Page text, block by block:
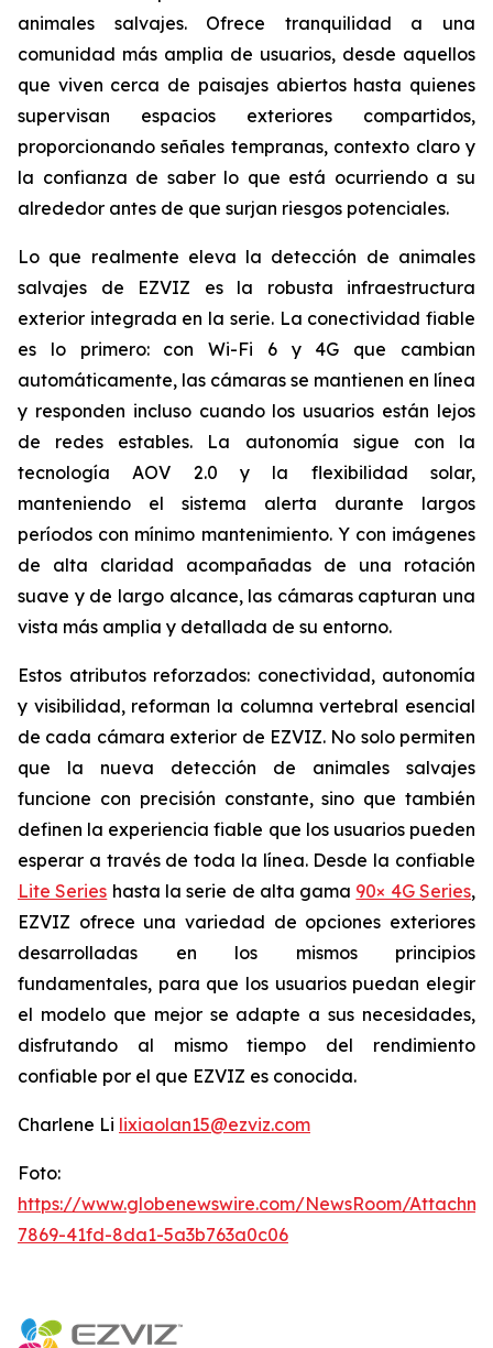
animales salvajes. Ofrece tranquilidad a una
comunidad más amplia de usuarios, desde aquellos
que viven cerca de paisajes abiertos hasta quienes
supervisan espacios exteriores compartidos,
proporcionando señales tempranas, contexto claro y
la confianza de saber lo que está ocurriendo a su
alrededor antes de que surjan riesgos potenciales.
Lo que realmente eleva la detección de animales
salvajes de EZVIZ es la robusta infraestructura
exterior integrada en la serie. La conectividad fiable
es lo primero: con Wi-Fi 6 y 4G que cambian
automáticamente, las cámaras se mantienen en línea
y responden incluso cuando los usuarios están lejos
de redes estables. La autonomía sigue con la
tecnología AOV 2.0 y la flexibilidad solar,
manteniendo el sistema alerta durante largos
períodos con mínimo mantenimiento. Y con imágenes
de alta claridad acompañadas de una rotación
suave y de largo alcance, las cámaras capturan una
vista más amplia y detallada de su entorno.
Estos atributos reforzados: conectividad, autonomía
y visibilidad, reforman la columna vertebral esencial
de cada cámara exterior de EZVIZ. No solo permiten
que la nueva detección de animales salvajes
funcione con precisión constante, sino que también
definen la experiencia fiable que los usuarios pueden
esperar a través de toda la línea. Desde la confiable
Lite Series hasta la serie de alta gama 90× 4G Series,
EZVIZ ofrece una variedad de opciones exteriores
desarrolladas en los mismos principios
fundamentales, para que los usuarios puedan elegir
el modelo que mejor se adapte a sus necesidades,
disfrutando al mismo tiempo del rendimiento
confiable por el que EZVIZ es conocida.
Charlene Li lixiaolan15@ezviz.com
Foto:
https://www.globenewswire.com/NewsRoom/
7869-41fd-8da1-5a3b763a0c06